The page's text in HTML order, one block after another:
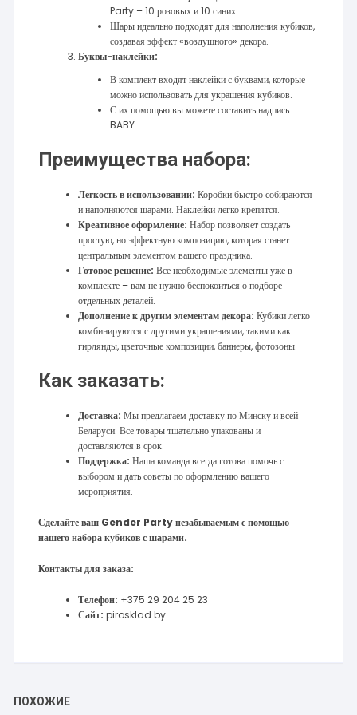
Party – 10 розовых и 10 синих.
Шары идеально подходят для наполнения кубиков,
создавая эффект «воздушного» декора.
Буквы-наклейки:
В комплект входят наклейки с буквами, которые
можно использовать для украшения кубиков.
С их помощью вы можете составить надпись
BABY.
Преимущества набора:
Легкость в использовании: Коробки быстро собираются
и наполняются шарами. Наклейки легко крепятся.
Креативное оформление: Набор позволяет создать
простую, но эффектную композицию, которая станет
центральным элементом вашего праздника.
Готовое решение: Все необходимые элементы уже в
комплекте – вам не нужно беспокоиться о подборе
отдельных деталей.
Дополнение к другим элементам декора: Кубики легко
комбинируются с другими украшениями, такими как
гирлянды, цветочные композиции, баннеры, фотозоны.
Как заказать:
Доставка: Мы предлагаем доставку по Минску и всей
Беларуси. Все товары тщательно упакованы и
доставляются в срок.
Поддержка: Наша команда всегда готова помочь с
выбором и дать советы по оформлению вашего
мероприятия.
Сделайте ваш Gender Party незабываемым с помощью
нашего набора кубиков с шарами.
Контакты для заказа:
Телефон: +375 29 204 25 23
Сайт: pirosklad.by
ПОХОЖИЕ